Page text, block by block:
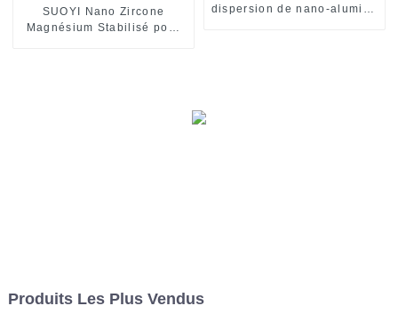
SUOYI Nano Zircone
Magnésium Stabilisé pour
dispersion de nano-alumine
Produits Les Plus Vendus